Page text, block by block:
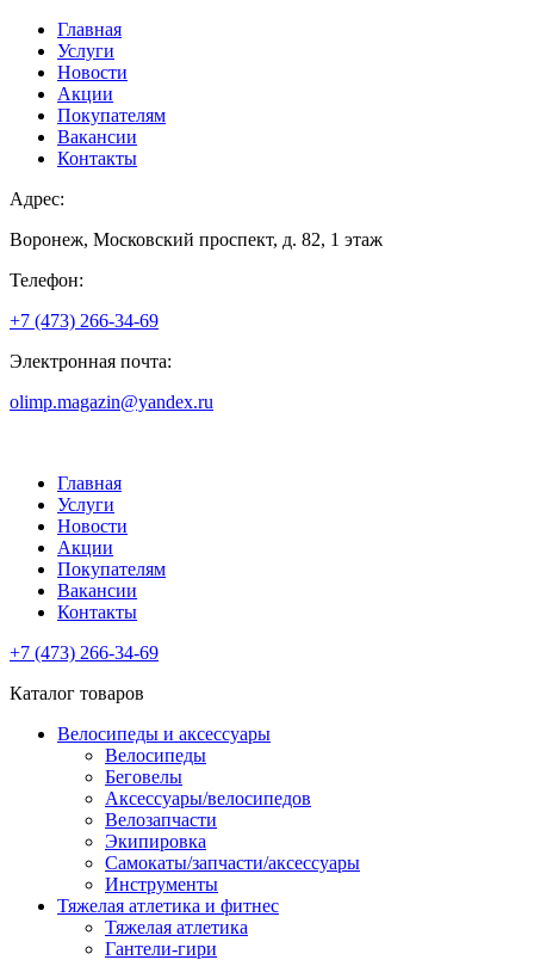
Главная
Услуги
Новости
Акции
Покупателям
Вакансии
Контакты
Адрес:
Воронеж, Московский проспект, д. 82, 1 этаж
Телефон:
+7 (473) 266-34-69
Электронная почта:
olimp.magazin@yandex.ru
Главная
Услуги
Новости
Акции
Покупателям
Вакансии
Контакты
+7 (473) 266-34-69
Каталог товаров
Велосипеды и аксессуары
Велосипеды
Беговелы
Аксессуары/велосипедов
Велозапчасти
Экипировка
Самокаты/запчасти/аксессуары
Инструменты
Тяжелая атлетика и фитнес
Тяжелая атлетика
Гантели-гири